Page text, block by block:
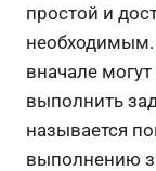
простой и
вначале
выполнить
называется
выполнению